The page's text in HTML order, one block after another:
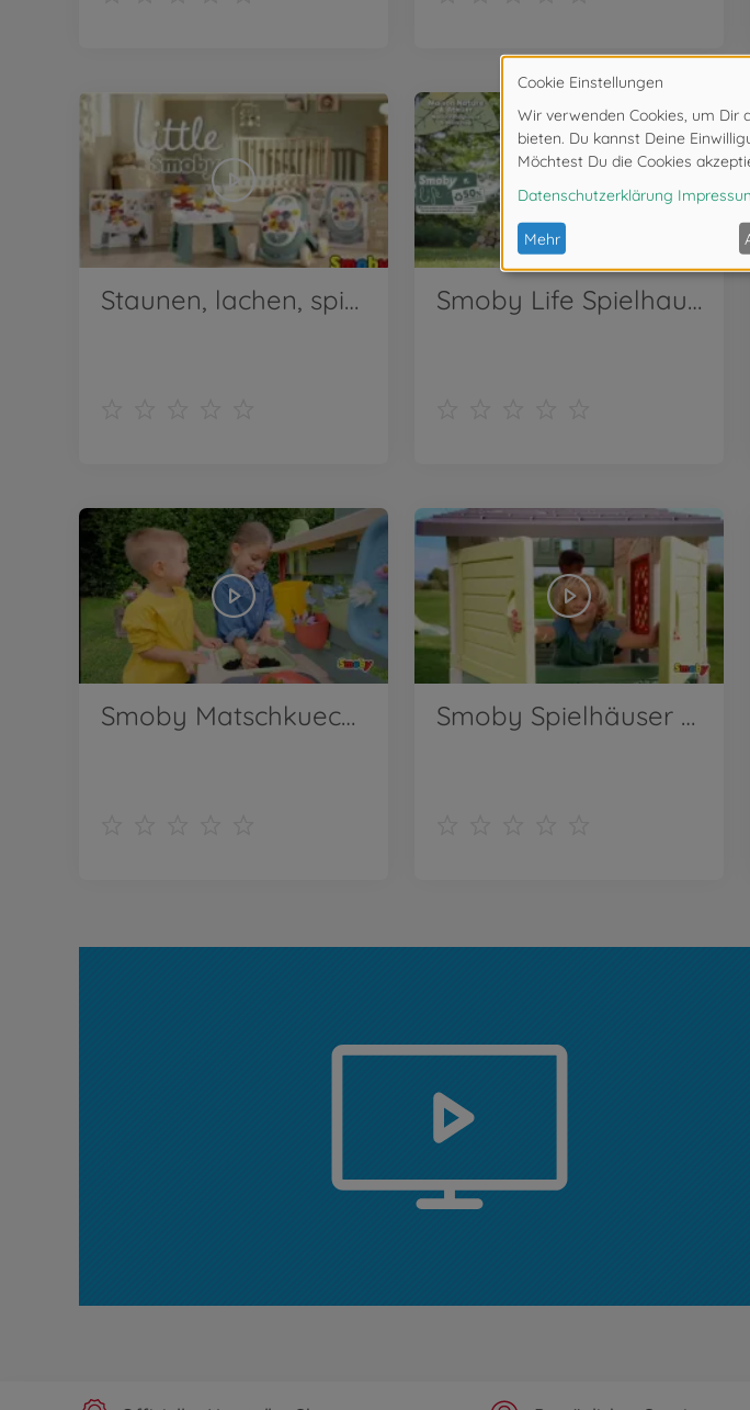
Staunen, lachen, spielend lernen – mit den Little Smoby-Babyspielzeugen Smoby Life Spielhaus Natur mit Werkstatt
Smoby Matschkueche_de_2025 Smoby Spielhäuser - Willkommen und hereinspaziert ♥